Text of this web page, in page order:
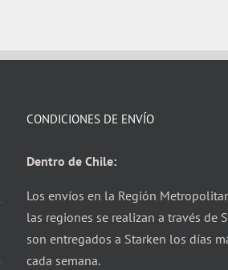
CONDICIONES DE ENVÍO
Dentro de Chile:
Los envíos en la Región
las regiones se realizan a través de
son entregados a Starken los días
cada semana.